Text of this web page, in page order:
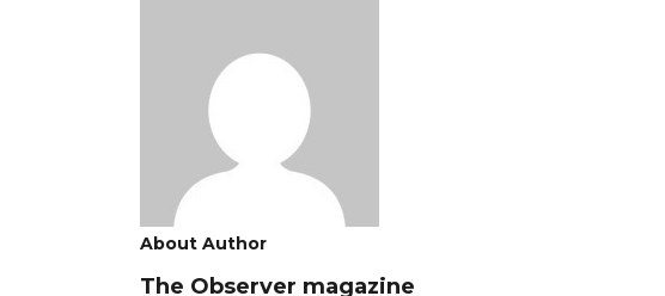
About Author
The Observer magazine